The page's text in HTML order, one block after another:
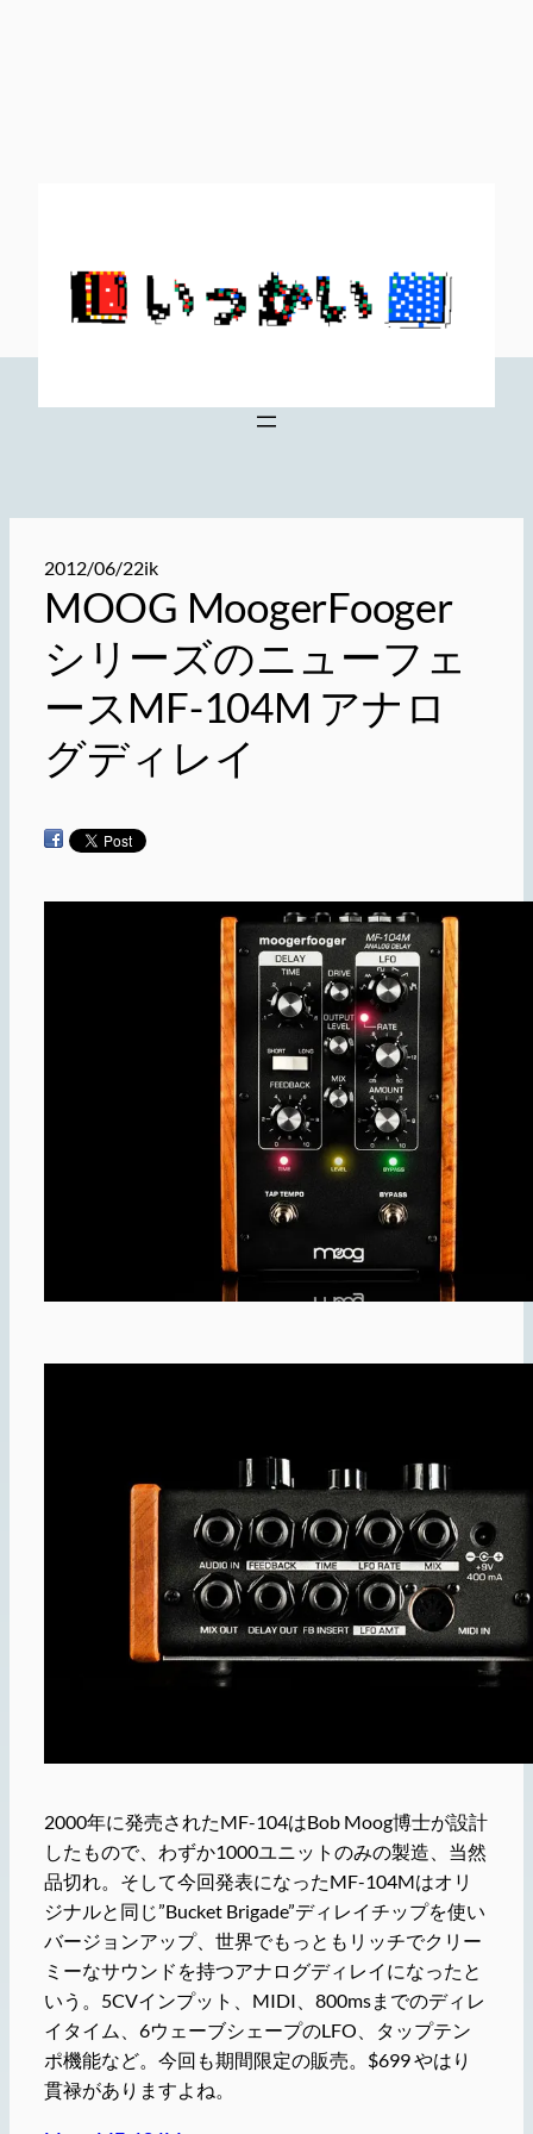
2012/06/22ik
MOOG MoogerFooger
シリーズのニューフェ
ースMF-104M アナロ
グディレイ
2000年に発売されたMF-104はBob Moog博士が設計
したもので、わずか1000ユニットのみの製造、当然
品切れ。そして今回発表になったMF-104Mはオリ
ジナルと同じ”Bucket Brigade”ディレイチップを使い
バージョンアップ、世界でもっともリッチでクリー
ミーなサウンドを持つアナログディレイになったと
いう。5CVインプット、MIDI、800msまでのディレ
イタイム、6ウェーブシェープのLFO、タップテン
ポ機能など。今回も期間限定の販売。$699 やはり
貫禄がありますよね。